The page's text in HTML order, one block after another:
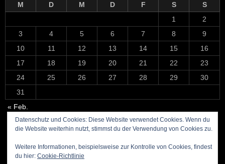
M D M D F S
S
1
2
3
4 5 6 7 8
9
10
11 12 13 14 15
16
17
18 19 20 21 22
23
24
25 26 27 28 29
30
31
« Feb.
Datenschutz und Cookies: Diese Website verwendet Cookies. Wenn du
die Website weiterhin nutzt, stimmst du der Verwendung von Cookies zu.
Weitere Informationen, beispielsweise zur Kontrolle von Cookies, findest
du hier: Cookie-Richtlinie